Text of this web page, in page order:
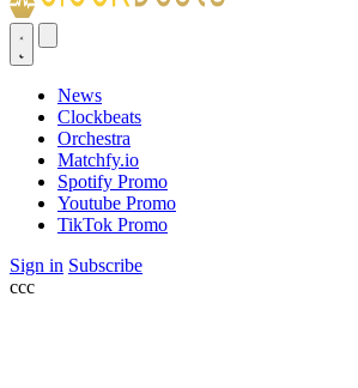
News
Clockbeats
Orchestra
Matchfy.io
Spotify Promo
Youtube Promo
TikTok Promo
Sign in Subscribe
ссс